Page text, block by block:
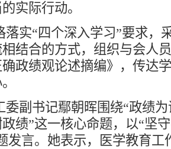
实际行动。
落实“四个深入学习”要求，
结合的方式，组织与会人
政绩观论述摘编》，传达
委副书记鄢朝晖围绕“政绩
绩”这一核心命题，以“坚
发言。她表示，医学教育工